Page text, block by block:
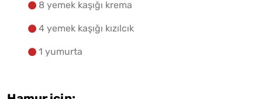
8 yemek kaşığı krema
4 yemek kaşığı kızılcık
1 yumurta